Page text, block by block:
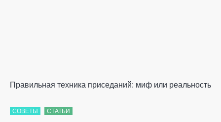
Правильная техника приседаний: миф или реальность
СОВЕТЫ СТАТЬИ